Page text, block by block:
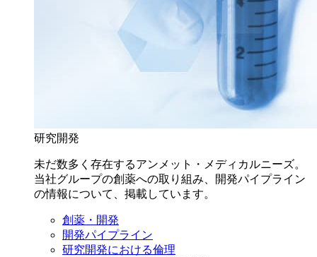
研究開発
未だ数多く存在するアンメット・メディカルニーズ。
当社グループの創薬への取り組み、開発パイプライン
の情報について、掲載しています。
創薬・開発
開発パイプライン
研究開発における倫理